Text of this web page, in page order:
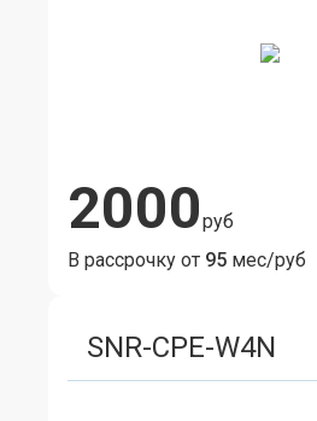
2000руб
В рассрочку от 95 мес/руб
SNR-CPE-W4N